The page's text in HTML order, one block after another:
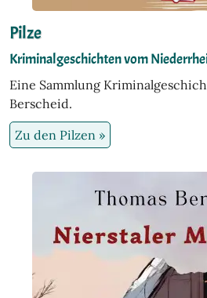
Pilze
Kriminalgeschichten vom
Eine Sammlung
Berscheid.
Zu den Pilzen »